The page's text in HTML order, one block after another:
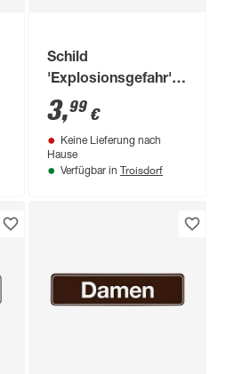
Schild
'Explosionsgefahr'
15 x 25 cm
3,99 €
Keine Lieferung nach
Hause
Verfügbar in Troisdorf